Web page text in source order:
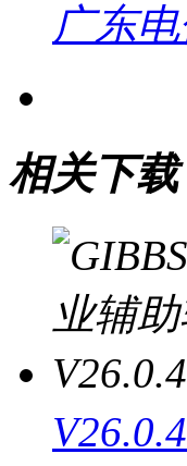
广东
相关下载